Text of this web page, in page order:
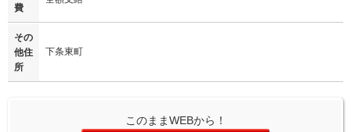
費
その
他住
所
下条東町
このままWEBから！